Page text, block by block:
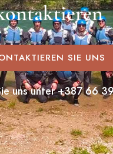
SIE UNS
uns unter +387 66